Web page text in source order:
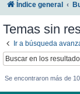
Índice general
Temas sin
Ir a búsqueda
Se encontraron más de